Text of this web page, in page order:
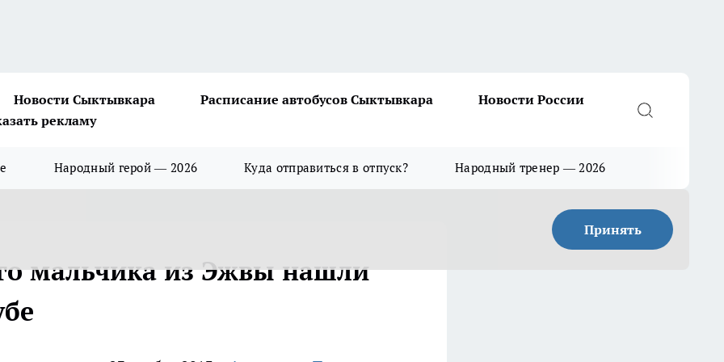
Новости Сыктывкара Расписание автобусов Сыктывкара
Новости России
рекламу
Народный герой — 2026 Куда отправиться в отпуск? Народный тренер — 2026
Принять
мальчика из Эжвы нашли